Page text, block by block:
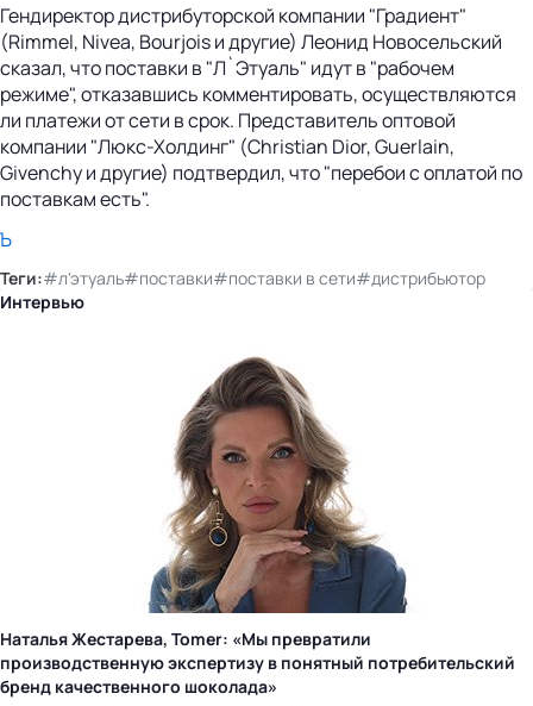
Гендиректор дистрибуторской компании "Градиент"
(Rimmel, Nivea, Bourjois и другие) Леонид Новосельский
сказал, что поставки в "Л`Этуаль" идут в "рабочем
режиме", отказавшись комментировать, осуществляются
ли платежи от сети в срок. Представитель оптовой
компании "Люкс-Холдинг" (Christian Dior, Guerlain,
Givenchy и другие) подтвердил, что "перебои с оплатой по
поставкам есть".
Ъ
Теги:#л'этуаль#поставки#поставки в сети#дистрибьютор
Интервью
Наталья Жестарева, Tomer: «Мы превратили
производственную экспертизу в понятный потребительский
бренд качественного шоколада»